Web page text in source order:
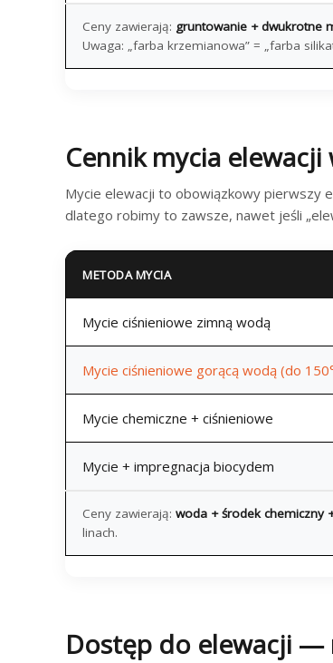
Ceny zawierają: gruntowanie + dwukrotne
Uwaga: „farba krzemianowa” = „farba
Cennik mycia
Mycie elewacji to obowiązkowy pierwszy
dlatego robimy to zawsze, nawet jeśli
METODA MYCIA
Mycie ciśnieniowe zimną wodą
Mycie ciśnieniowe gorącą wodą (do
Mycie chemiczne + ciśnieniowe
Mycie + impregnacja biocydem
Ceny zawierają: woda + środek chemiczny
linach.
Dostęp do elewacji —